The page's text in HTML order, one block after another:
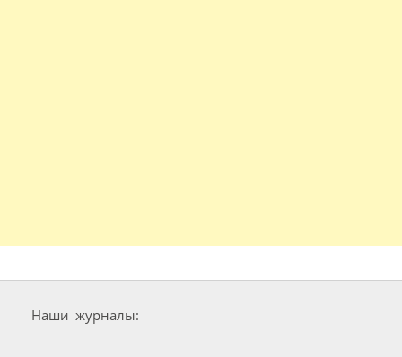
Наши журналы: